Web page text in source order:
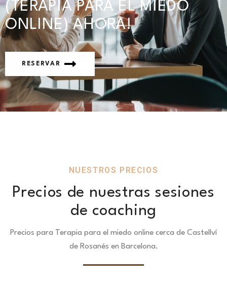
(TERAPIA PARA EL MIEDO
ONLINE) AHORA!
RESERVAR
NUESTROS PRECIOS
Precios de nuestras sesiones
de coaching
Precios para Terapia para el miedo online cerca de Castellví
de Rosanés en Barcelona.